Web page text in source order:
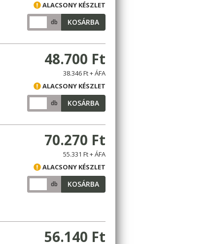
ALACSONY KÉSZLET
db KOSÁRBA
48.700 Ft
38.346 Ft + ÁFA
ALACSONY KÉSZLET
db KOSÁRBA
70.270 Ft
55.331 Ft + ÁFA
ALACSONY KÉSZLET
db KOSÁRBA
56.140 Ft